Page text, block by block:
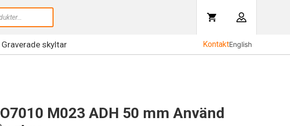
KontaktEnglish
Graverade skyltar
M023 ADH 50 mm Använd